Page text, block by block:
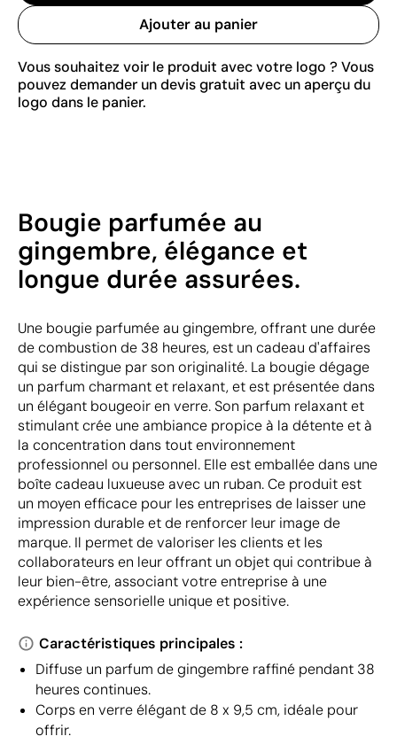
Ajouter au panier
Vous souhaitez voir le produit avec votre logo ? Vous
pouvez demander un devis gratuit avec un aperçu du
logo dans le panier.
Bougie parfumée au
gingembre, élégance et
longue durée assurées.
Une bougie parfumée au gingembre, offrant une durée
de combustion de 38 heures, est un cadeau d'affaires
qui se distingue par son originalité. La bougie dégage
un parfum charmant et relaxant, et est présentée dans
un élégant bougeoir en verre. Son parfum relaxant et
stimulant crée une ambiance propice à la détente et à
la concentration dans tout environnement
professionnel ou personnel. Elle est emballée dans une
boîte cadeau luxueuse avec un ruban. Ce produit est
un moyen efficace pour les entreprises de laisser une
impression durable et de renforcer leur image de
marque. Il permet de valoriser les clients et les
collaborateurs en leur offrant un objet qui contribue à
leur bien-être, associant votre entreprise à une
expérience sensorielle unique et positive.
Caractéristiques principales :
Diffuse un parfum de gingembre raffiné pendant 38
heures continues.
Corps en verre élégant de 8 x 9,5 cm, idéale pour
offrir.